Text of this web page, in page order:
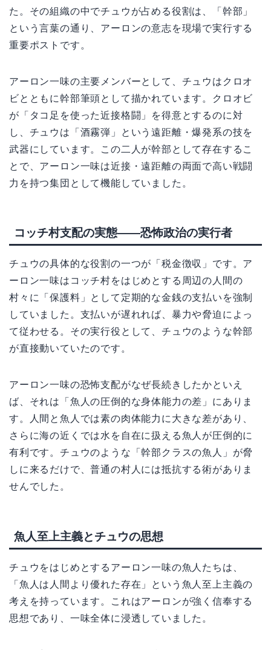
た。その組織の中でチュウが占める役割は、「幹部」
という言葉の通り、アーロンの意志を現場で実行する
重要ポストです。
アーロン一味の主要メンバーとして、チュウはクロオ
ビとともに幹部筆頭として描かれています。クロオビ
が「タコ足を使った近接格闘」を得意とするのに対
し、チュウは「酒霧弾」という遠距離・爆発系の技を
武器にしています。この二人が幹部として存在するこ
とで、アーロン一味は近接・遠距離の両面で高い戦闘
力を持つ集団として機能していました。
コッチ村支配の実態——恐怖政治の実行者
チュウの具体的な役割の一つが「税金徴収」です。ア
ーロン一味はコッチ村をはじめとする周辺の人間の
村々に「保護料」として定期的な金銭の支払いを強制
していました。支払いが遅れれば、暴力や脅迫によっ
て従わせる。その実行役として、チュウのような幹部
が直接動いていたのです。
アーロン一味の恐怖支配がなぜ長続きしたかといえ
ば、それは「魚人の圧倒的な身体能力の差」にありま
す。人間と魚人では素の肉体能力に大きな差があり、
さらに海の近くでは水を自在に扱える魚人が圧倒的に
有利です。チュウのような「幹部クラスの魚人」が脅
しに来るだけで、普通の村人には抵抗する術がありま
せんでした。
魚人至上主義とチュウの思想
チュウをはじめとするアーロン一味の魚人たちは、
「魚人は人間より優れた存在」という魚人至上主義の
考えを持っています。これはアーロンが強く信奉する
思想であり、一味全体に浸透していました。